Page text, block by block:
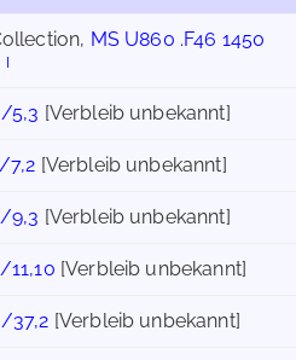
MS U860 .F46 1450
I
5,3 [Verbleib unbekannt]
7,2 [Verbleib unbekannt]
9,3 [Verbleib unbekannt]
11,10 [Verbleib unbekannt]
37,2 [Verbleib unbekannt]